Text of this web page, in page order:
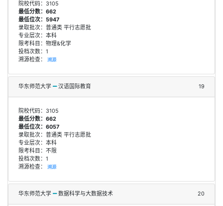
院校代码：3105
最低分数：662
最低位次：5947
录取批次：普通类 平行志愿批
专业层次：本科
限考科目：物理&化学
投档次数：1
溯源检查： 溯源
华东师范大学 汉语国际教育 19
院校代码：3105
最低分数：662
最低位次：6057
录取批次：普通类 平行志愿批
专业层次：本科
限考科目：不限
投档次数：1
溯源检查： 溯源
华东师范大学 数据科学与大数据技术 20